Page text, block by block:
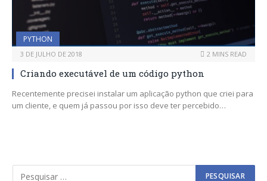
PYTHON
3 DE JULHO DE 2018 2 MINS READ
Criando executável de um código python
Recentemente precisei instalar um aplicação python que criei para
um cliente, e quem já passou por isso deve ter percebido…